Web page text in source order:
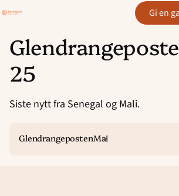
Hopp
til
innhold
Agder Gi en
25
Siste nytt fra Senegal og Mali.
GlendrangepostenMai